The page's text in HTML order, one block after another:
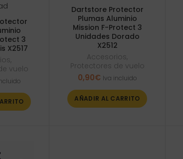
3
X2517
,
vuelo
Dartstore Protector
Plumas Aluminio
Mission F-Protect 3
Unidades Dorado
X2512
Accesorios,
Protectores de vuelo
0,90€ Iva incluido
AÑADIR AL CARRITO